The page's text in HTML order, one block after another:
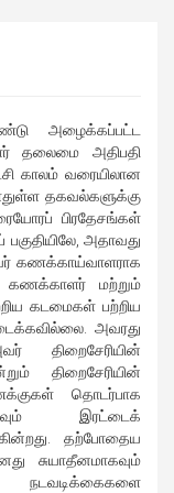
அழைக்கப்பட்ட
தலைமை அதிபதி
காலம் வரையிலான
தகவல்களுக்கு
பிரதேசங்கள்
அதாவது
கணக்காய்வாளராக
கணக்காளர் மற்றும்
கடமைகள் பற்றிய
அவரது
திறைசேரியின்
திறைசேரியின்
தொடர்பாக
இரட்டைக்
தற்போதைய
சுயாதீனமாகவும்
நடவடிக்கைகளை